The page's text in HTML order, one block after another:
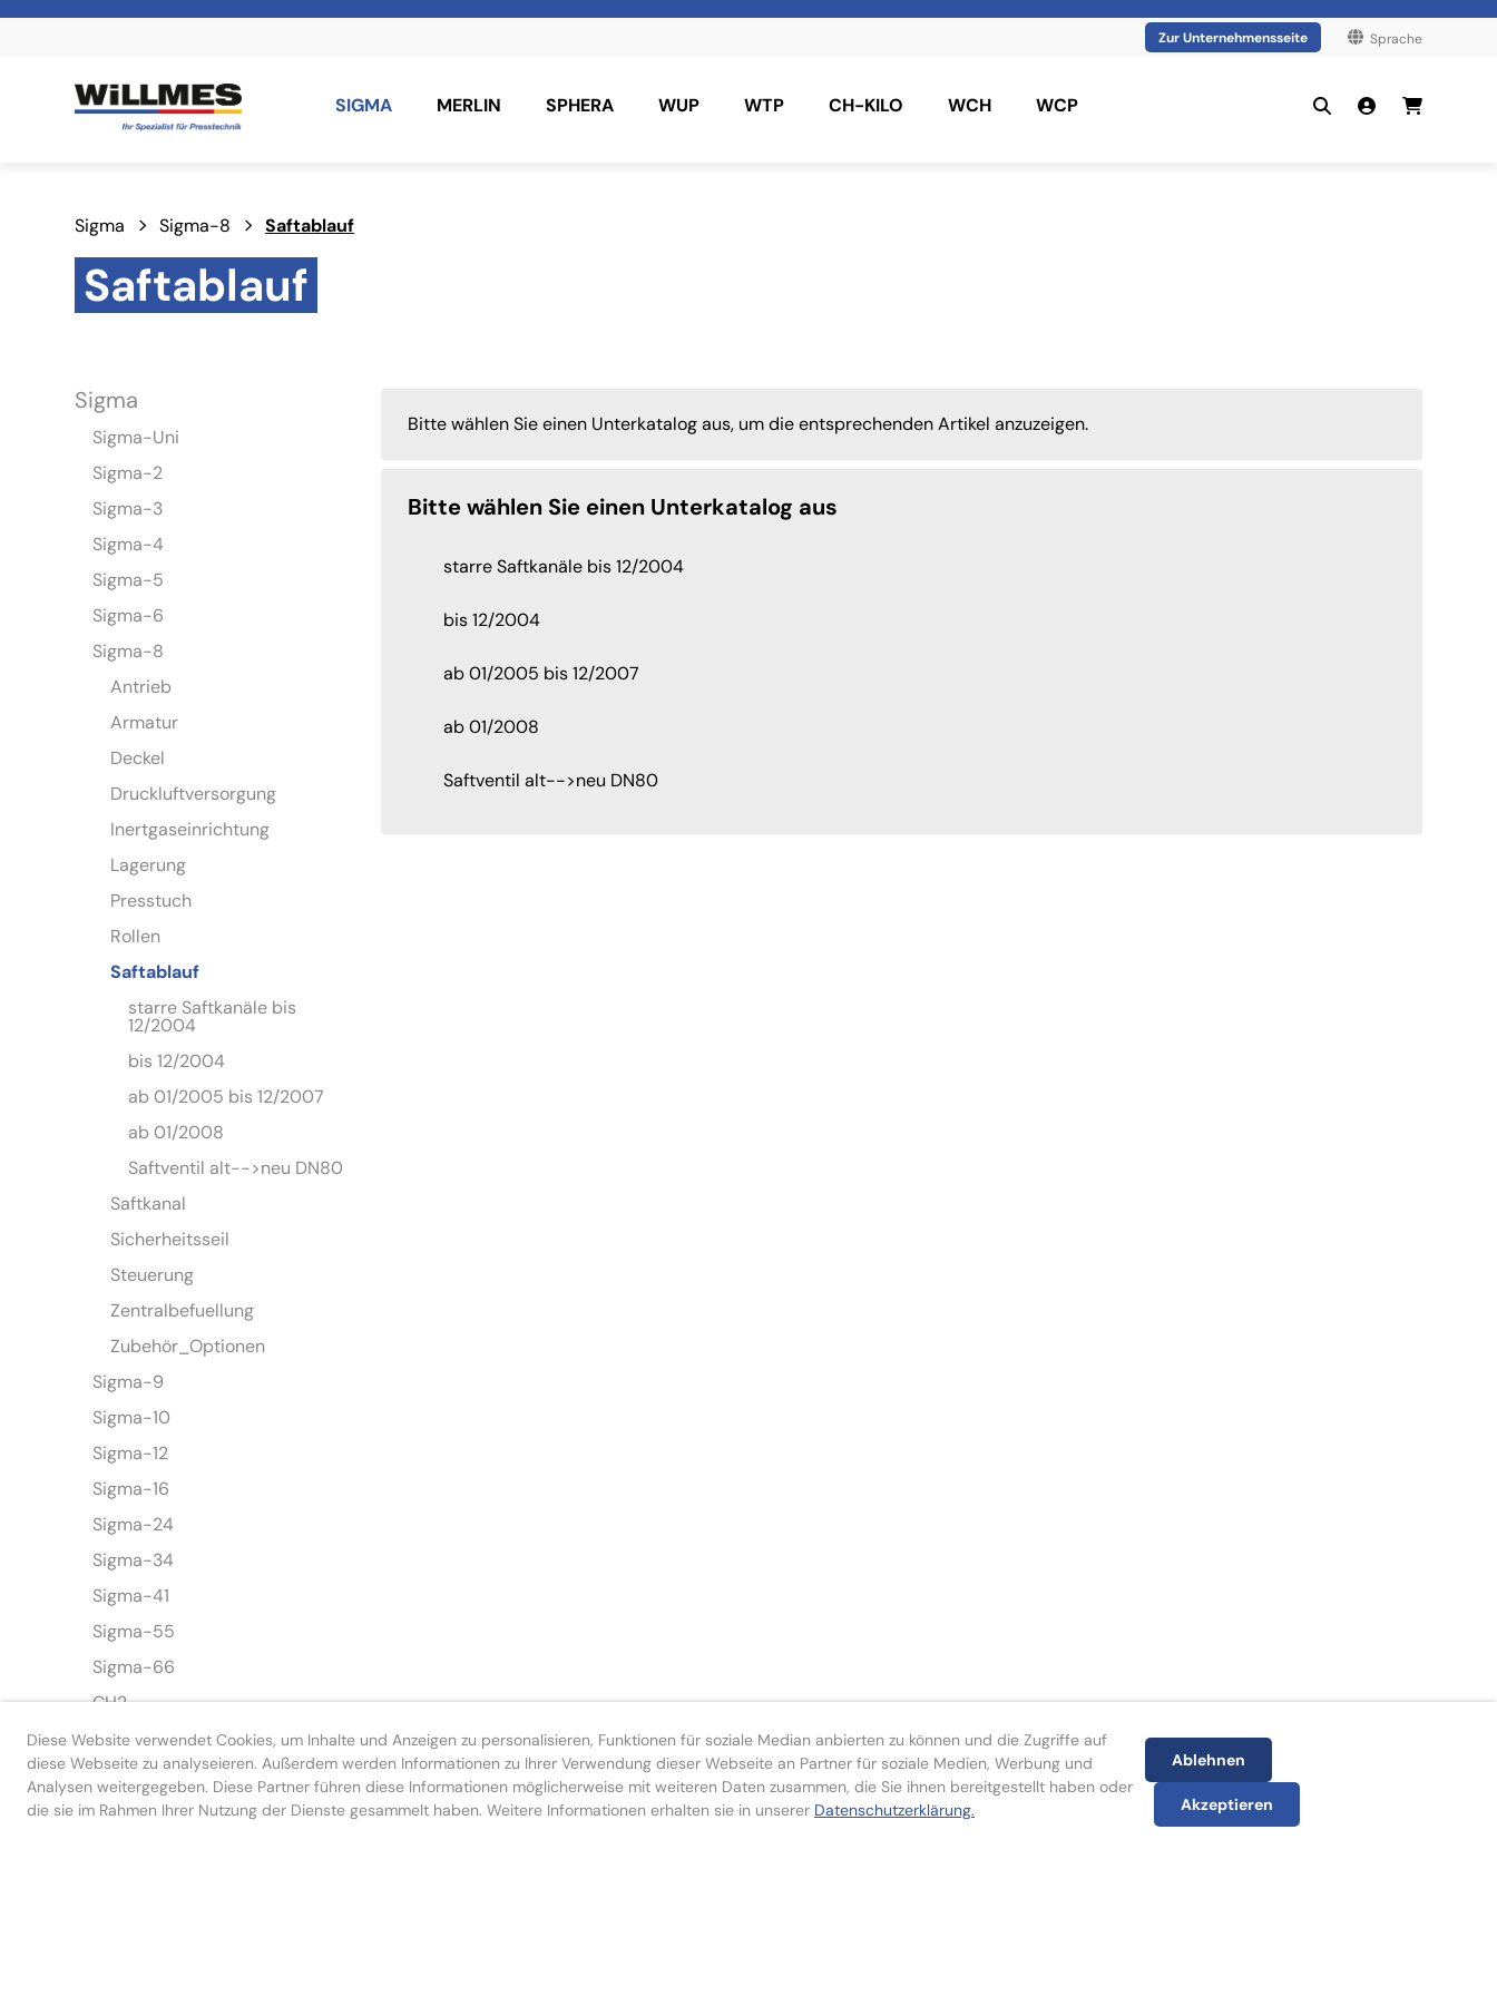
Diese Website verwendet Cookies, um Inhalte und Anzeigen zu personalisieren, Funktionen für soziale Median anbierten zu können und die Zugriffe auf
diese Webseite zu analyseieren. Außerdem werden Informationen zu Ihrer Verwendung dieser Webseite an Partner für soziale Medien, Werbung und
Analysen weitergegeben. Diese Partner führen diese Informationen möglicherweise mit weiteren Daten zusammen, die Sie ihnen bereitgestellt haben oder
die sie im Rahmen Ihrer Nutzung der Dienste gesammelt haben. Weitere Informationen erhalten sie in unserer Datenschutzerklärung.
Ablehnen
Akzeptieren
Sprache
Zur Unternehmensseite
SIGMA MERLIN SPHERA WUP WTP CH-KILO WCH WCP
Sigma Sigma-8 Saftablauf
Saftablauf
Sigma
Sigma-Uni
Sigma-2
Sigma-3
Sigma-4
Sigma-5
Sigma-6
Sigma-8
Antrieb
Armatur
Deckel
Druckluftversorgung
Inertgaseinrichtung
Lagerung
Presstuch
Rollen
Saftablauf
starre Saftkanäle bis
12/2004
bis 12/2004
ab 01/2005 bis 12/2007
ab 01/2008
Saftventil alt-->neu DN80
Saftkanal
Sicherheitsseil
Steuerung
Zentralbefuellung
Zubehör_Optionen
Sigma-9
Sigma-10
Sigma-12
Sigma-16
Sigma-24
Sigma-34
Sigma-41
Sigma-55
Sigma-66
CH2
Merlin
Sphera
Bitte wählen Sie einen Unterkatalog aus, um die entsprechenden Artikel anzuzeigen.
Bitte wählen Sie einen Unterkatalog aus
starre Saftkanäle bis 12/2004
bis 12/2004
ab 01/2005 bis 12/2007
ab 01/2008
Saftventil alt-->neu DN80